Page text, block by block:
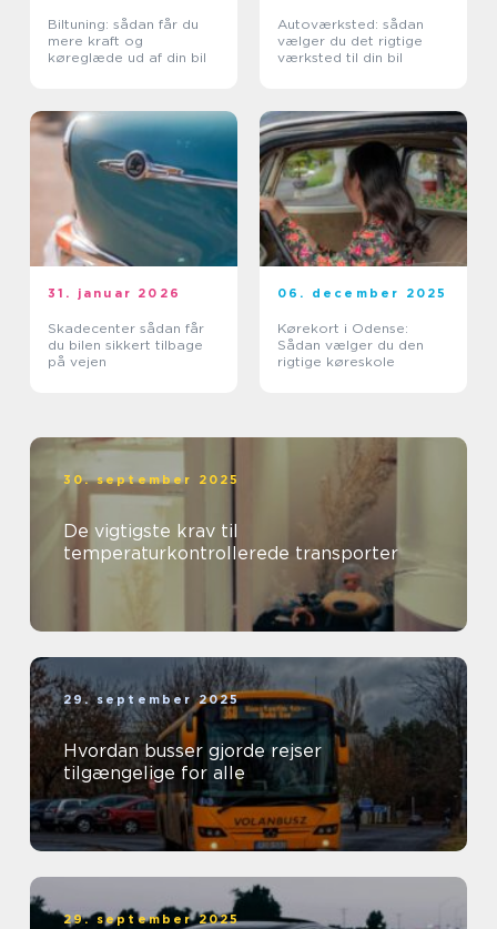
Biltuning: sådan får du
mere kraft og
køreglæde ud af din bil
Autoværksted: sådan
vælger du det rigtige
værksted til din bil
31. januar 2026
Skadecenter sådan får
du bilen sikkert tilbage
på vejen
06. december 2025
Kørekort i Odense:
Sådan vælger du den
rigtige køreskole
30. september 2025
De vigtigste krav til
temperaturkontrollerede transporter
29. september 2025
Hvordan busser gjorde rejser
tilgængelige for alle
29. september 2025